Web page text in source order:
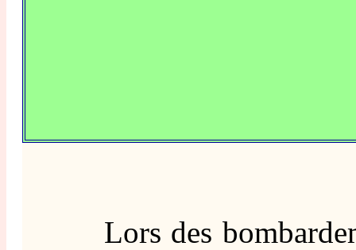
Lors des